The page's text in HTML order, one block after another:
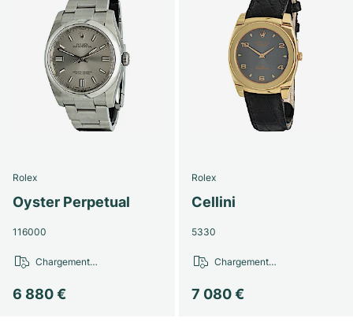
Rolex
Oyster Perpetual
116000
6 880 €
Chargement…
Rolex
Cellini
5330
7 080 €
Chargement…